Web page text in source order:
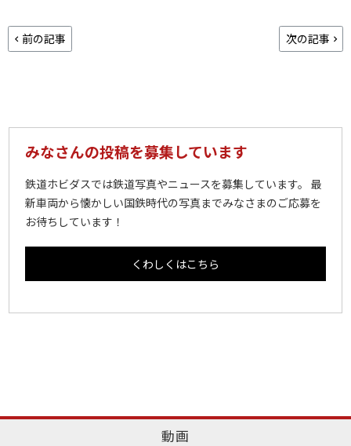
前の記事 次の記事
みなさんの投稿を募集しています
鉄道ホビダスでは鉄道写真やニュースを募集しています。 最
新車両から懐かしい国鉄時代の写真までみなさまのご応募を
お待ちしています！
くわしくはこちら
動画